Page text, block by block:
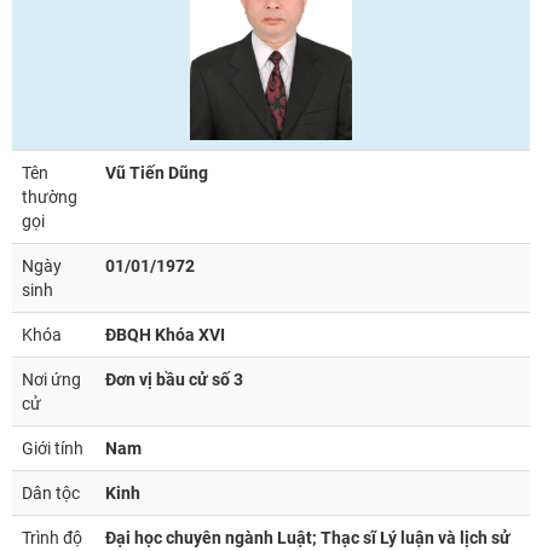
Tên
thường
gọi
Vũ Tiến Dũng
Ngày
sinh
01/01/1972
Khóa ĐBQH Khóa XVI
Nơi ứng
cử
Đơn vị bầu cử số 3
Giới tính Nam
Dân tộc Kinh
Trình độ
Đại học chuyên ngành Luật; Thạc sĩ Lý luận và lịch sử